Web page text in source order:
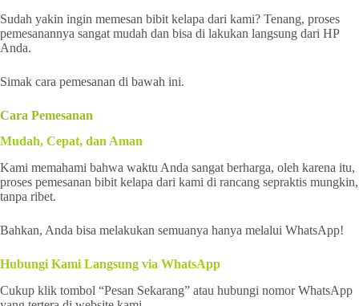
Sudah yakin ingin memesan bibit kelapa dari kami? Tenang, proses
pemesanannya sangat mudah dan bisa di lakukan langsung dari HP
Anda.
Simak cara pemesanan di bawah ini.
Cara Pemesanan
Mudah, Cepat, dan Aman
Kami memahami bahwa waktu Anda sangat berharga, oleh karena itu,
proses pemesanan bibit kelapa dari kami di rancang sepraktis mungkin,
tanpa ribet.
Bahkan, Anda bisa melakukan semuanya hanya melalui WhatsApp!
Hubungi Kami Langsung via WhatsApp
Cukup klik tombol “Pesan Sekarang” atau hubungi nomor WhatsApp